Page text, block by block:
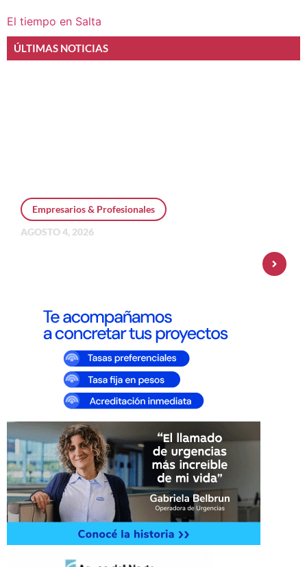
El tiempo en Salta
ÚLTIMAS NOTICIAS
Empresarios & Profesionales
AGOSTO 4, 2026